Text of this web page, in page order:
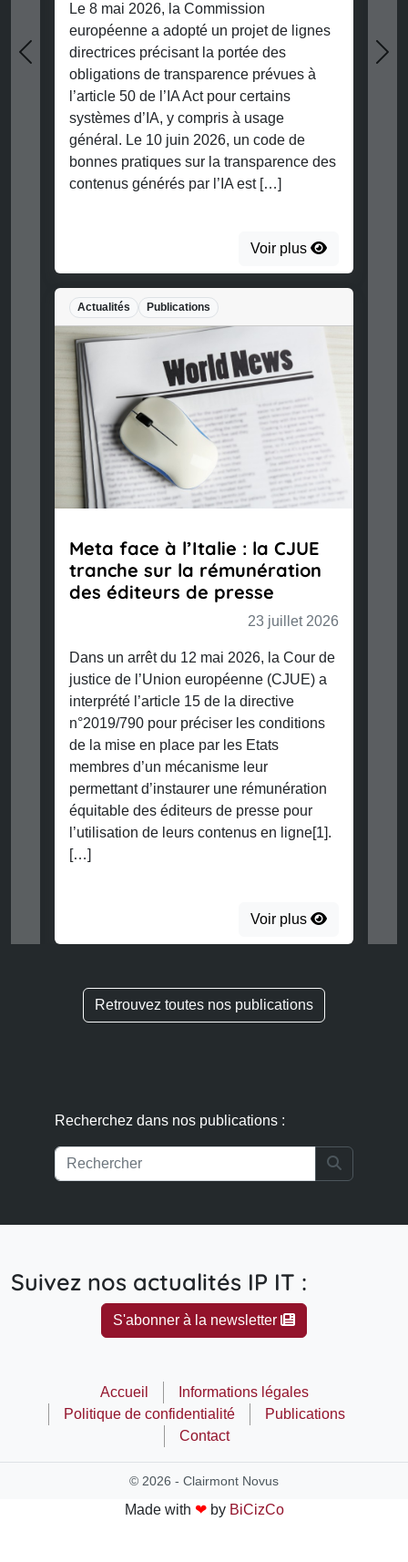
Le 8 mai 2026, la Commission
européenne a adopté un projet de lignes
directrices précisant la portée des
obligations de transparence prévues à
l’article 50 de l’IA Act pour certains
systèmes d’IA, y compris à usage
général. Le 10 juin 2026, un code de
bonnes pratiques sur la transparence des
contenus générés par l’IA est […]
Voir plus
Actualités Publications
Meta face à l’Italie : la CJUE
tranche sur la rémunération
des éditeurs de presse
23 juillet 2026
Dans un arrêt du 12 mai 2026, la Cour de
justice de l’Union européenne (CJUE) a
interprété l’article 15 de la directive
n°2019/790 pour préciser les conditions
de la mise en place par les Etats
membres d’un mécanisme leur
permettant d’instaurer une rémunération
équitable des éditeurs de presse pour
l’utilisation de leurs contenus en ligne[1].
[…]
Voir plus
Previous
Retrouvez toutes nos publications
Recherchez dans nos publications :
Suivez nos actualités IP IT :
S'abonner à la newsletter
Accueil
Informations légales
Politique de confidentialité
Publications
Contact
© 2026 - Clairmont Novus
Made with ❤by BiCizCo